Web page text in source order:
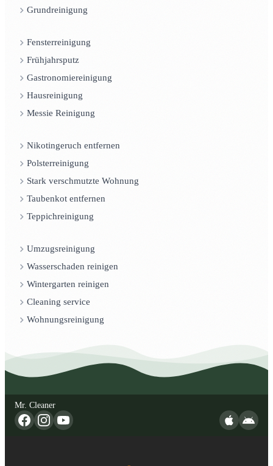
Grundreinigung
Fensterreinigung
Frühjahrsputz
Gastronomiereinigung
Hausreinigung
Messie Reinigung
Nikotingeruch entfernen
Polsterreinigung
Stark verschmutzte Wohnung
Taubenkot entfernen
Teppichreinigung
Umzugsreinigung
Wasserschaden reinigen
Wintergarten reinigen
Cleaning service
Wohnungsreinigung
Mr. Cleaner